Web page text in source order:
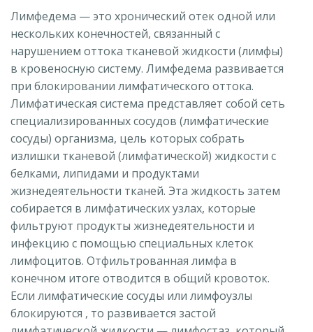
Лимфедема — это хронический отек одной или
нескольких конечностей, связанный с
нарушением оттока тканевой жидкости (лимфы)
в кровеносную систему. Лимфедема развивается
при блокировании лимфатического оттока.
Лимфатическая система представляет собой сеть
специализированных сосудов (лимфатические
сосуды) организма, цель которых собрать
излишки тканевой (лимфатической) жидкости с
белками, липидами и продуктами
жизнедеятельности тканей. Эта жидкость затем
собирается в лимфатических узлах, которые
фильтруют продукты жизнедеятельности и
инфекцию с помощью специальных клеток
лимфоцитов. Отфильтрованная лимфа в
конечном итоге отводится в общий кровоток.
Если лимфатические сосуды или лимфоузлы
блокируются , то развивается застой